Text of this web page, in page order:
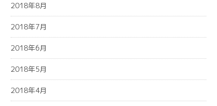
2018年8月
2018年7月
2018年6月
2018年5月
2018年4月